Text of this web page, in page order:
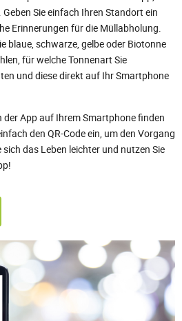
Sie einfach Ihren Standort ein
Erinnerungen für die Müllabholung.
blaue, schwarze, gelbe oder Biotonne
für welche Tonnenart Sie
und diese direkt auf Ihr Smartphone
App auf Ihrem Smartphone finden
den QR-Code ein, um den Vorgang
das Leben leichter und nutzen Sie